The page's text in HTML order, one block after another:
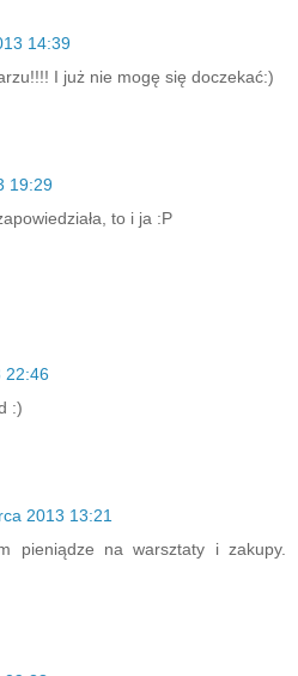
14:39
I już nie mogę się doczekać:)
19:29
to i ja :P
22:46
:)
2013 13:21
pieniądze na warsztaty i zakupy.